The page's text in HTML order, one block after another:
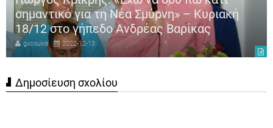
σημαντικό για τη Νέα Σμύρνη» – Κυριακή
18/12 στο γήπεδο Ανδρέας Βαρίκας
gxcoukis 2022-12-13
Δημοσίευση σχολίου